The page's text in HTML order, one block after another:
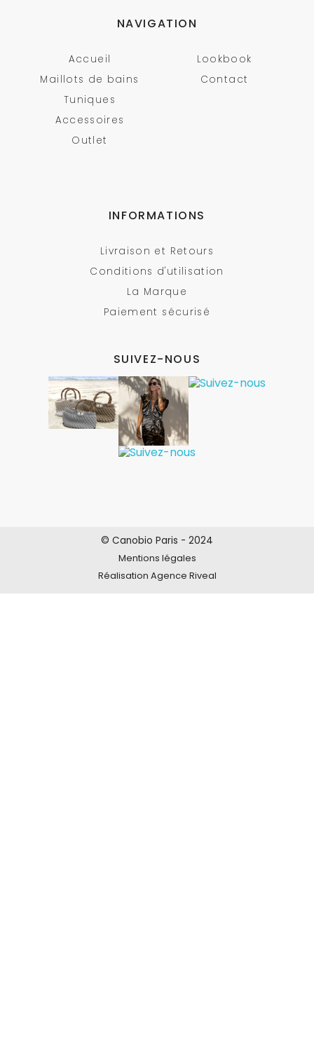
NAVIGATION
Accueil
Maillots de bains
Tuniques
Accessoires
Outlet
Lookbook
Contact
INFORMATIONS
Livraison et Retours
Conditions d'utilisation
La Marque
Paiement sécurisé
SUIVEZ-NOUS
© Canobio Paris - 2024
Mentions légales
Réalisation Agence Riveal